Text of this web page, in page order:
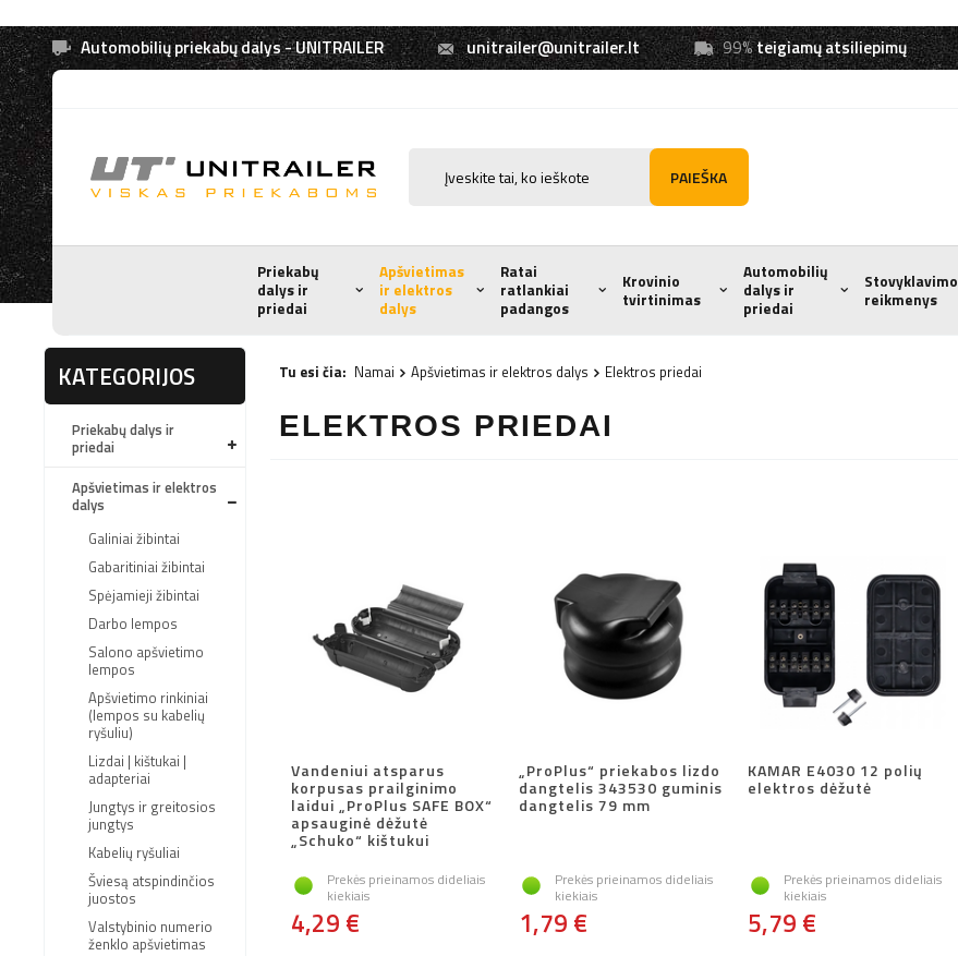
Automobilių priekabų dalys - UNITRAILER unitrailer@unitrailer.lt 99%teigiamų atsiliepimų
PAIEŠKA
Priekabų
dalys ir
priedai
Apšvietimas
ir elektros
dalys
Ratai
ratlankiai
padangos
Krovinio
tvirtinimas
Automobilių
dalys ir
priedai
Stovyklavimo
reikmenys
KATEGORIJOS
Priekabų dalys ir
priedai
Apšvietimas ir elektros
dalys
Galiniai žibintai
Gabaritiniai žibintai
Spėjamieji žibintai
Darbo lempos
Salono apšvietimo
lempos
Apšvietimo rinkiniai
(lempos su kabelių
ryšuliu)
Lizdai | kištukai |
adapteriai
Jungtys ir greitosios
jungtys
Kabelių ryšuliai
Šviesą atspindinčios
juostos
Valstybinio numerio
ženklo apšvietimas
Tu esi čia: Namai Apšvietimas ir elektros dalys Elektros priedai
ELEKTROS PRIEDAI
Vandeniui atsparus
korpusas prailginimo
laidui „ProPlus SAFE BOX“
apsauginė dėžutė
„Schuko“ kištukui
Prekės prieinamos dideliais
kiekiais
4,29 €
„ProPlus“ priekabos lizdo
dangtelis 343530 guminis
dangtelis 79 mm
Prekės prieinamos dideliais
kiekiais
1,79 €
KAMAR E4030 12 polių
elektros dėžutė
Prekės prieinamos dideliais
kiekiais
5,79 €